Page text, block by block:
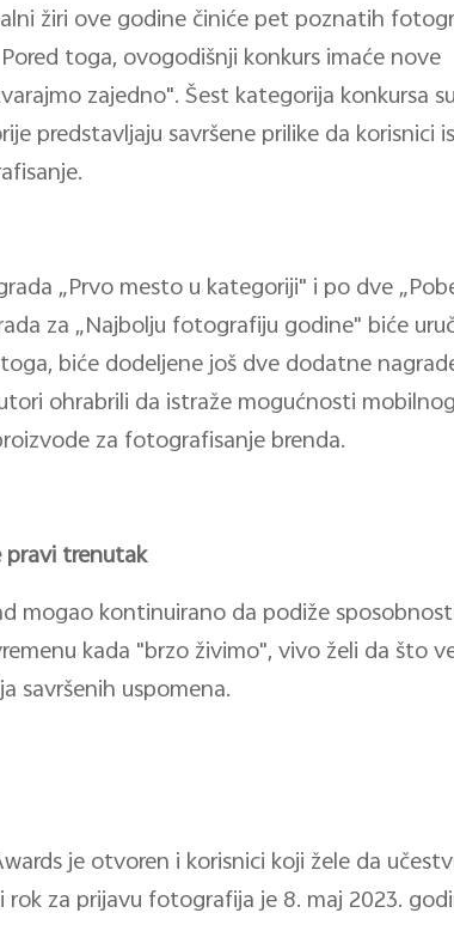
žiri ove godine činiće pet poznatih
toga, ovogodišnji konkurs imaće nove
zajedno". Šest kategorija konkursa
predstavljaju savršene prilike da korisnici
„Prvo mesto u kategoriji" i po dve
za „Najbolju fotografiju godine" biće
biće dodeljene još dve dodatne
ohrabrili da istraže mogućnosti
za fotografisanje brenda.
trenutak
mogao kontinuirano da podiže
kada "brzo živimo", vivo želi da što
savršenih uspomena.
je otvoren i korisnici koji žele da
za prijavu fotografija je 8. maj 2023.